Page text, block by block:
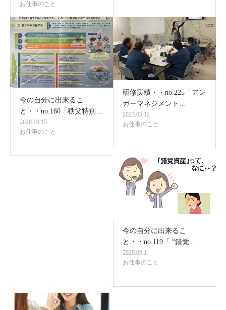
お仕事のこと
今の自分に出来るこ
と・・no.160「秩父特別…
2020.10.15
お仕事のこと
研修実績・・no.225「アン
ガーマネジメント…
2023.05.12
お仕事のこと
今の自分に出来るこ
と・・no.119「 “錯覚…
2020.09.1
お仕事のこと